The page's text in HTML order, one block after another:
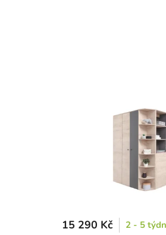
15 290 Kč 2 - 5